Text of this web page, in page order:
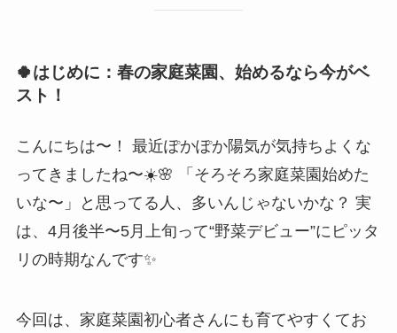
🍀はじめに：春の家庭菜園、始めるなら今がベ
スト！
こんにちは〜！ 最近ぽかぽか陽気が気持ちよくな
ってきましたね〜☀️🌸 「そろそろ家庭菜園始めた
いな〜」と思ってる人、多いんじゃないかな？ 実
は、4月後半〜5月上旬って“野菜デビュー”にピッタ
リの時期なんです✨
今回は、家庭菜園初心者さんにも育てやすくてお